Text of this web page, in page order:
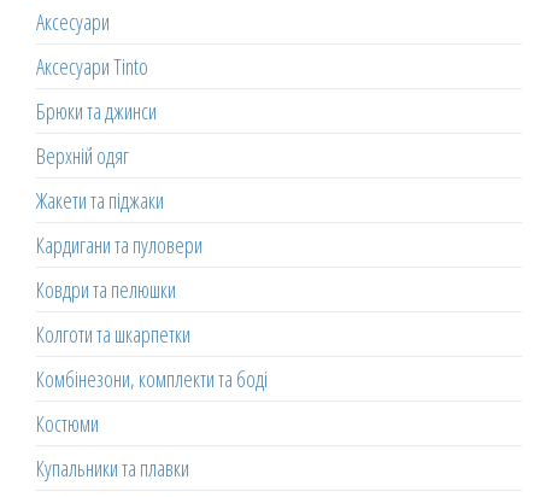
Аксесуари
Аксесуари Tinto
Брюки та джинси
Верхній одяг
Жакети та піджаки
Кардигани та пуловери
Ковдри та пелюшки
Колготи та шкарпетки
Комбінезони, комплекти та боді
Костюми
Купальники та плавки